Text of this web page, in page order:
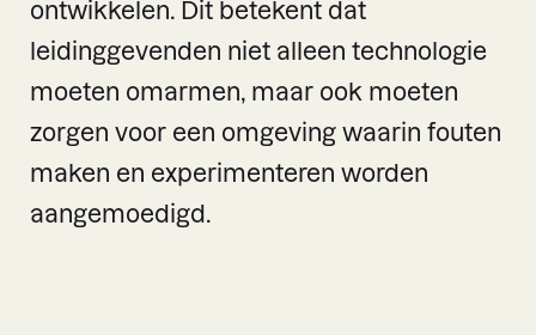
ontwikkelen. Dit betekent dat
leidinggevenden niet alleen technologie
moeten omarmen, maar ook moeten
zorgen voor een omgeving waarin fouten
maken en experimenteren worden
aangemoedigd.